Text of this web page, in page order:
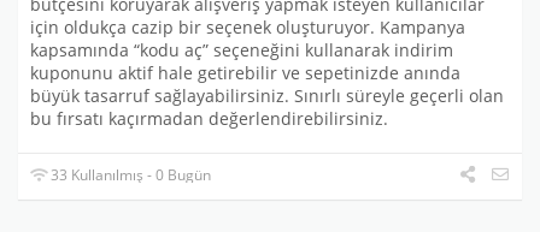
bütçesini koruyarak alışveriş yapmak isteyen kullanıcılar
için oldukça cazip bir seçenek oluşturuyor. Kampanya
kapsamında “kodu aç” seçeneğini kullanarak indirim
kuponunu aktif hale getirebilir ve sepetinizde anında
büyük tasarruf sağlayabilirsiniz. Sınırlı süreyle geçerli olan
bu fırsatı kaçırmadan değerlendirebilirsiniz.
33 Kullanılmış - 0 Bugün